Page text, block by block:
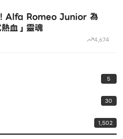
Alfa Romeo Junior 為
血」靈魂
4,674
5
30
1,502